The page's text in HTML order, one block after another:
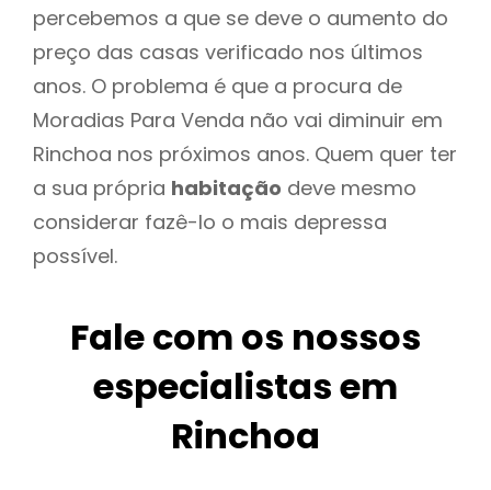
percebemos a que se deve o aumento do
preço das casas verificado nos últimos
anos. O problema é que a procura de
Moradias Para Venda não vai diminuir em
Rinchoa nos próximos anos. Quem quer ter
a sua própria habitação deve mesmo
considerar fazê-lo o mais depressa
possível.
Fale com os nossos
especialistas em
Rinchoa